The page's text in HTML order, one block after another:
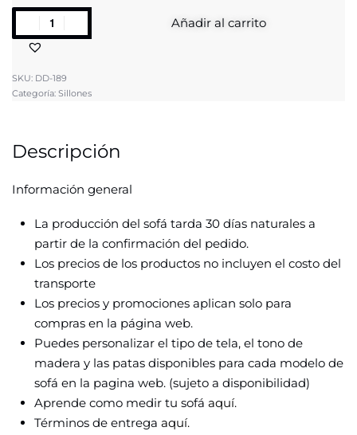
Añadir al carrito
SKU: DD-189
Categoría: Sillones
Descripción
Información general
La producción del sofá tarda 30 días naturales a
partir de la confirmación del pedido.
Los precios de los productos no incluyen el costo del
transporte
Los precios y promociones aplican solo para
compras en la página web.
Puedes personalizar el tipo de tela, el tono de
madera y las patas disponibles para cada modelo de
sofá en la pagina web. (sujeto a disponibilidad)
Aprende como medir tu sofáaquí.
Términos de entregaaquí.